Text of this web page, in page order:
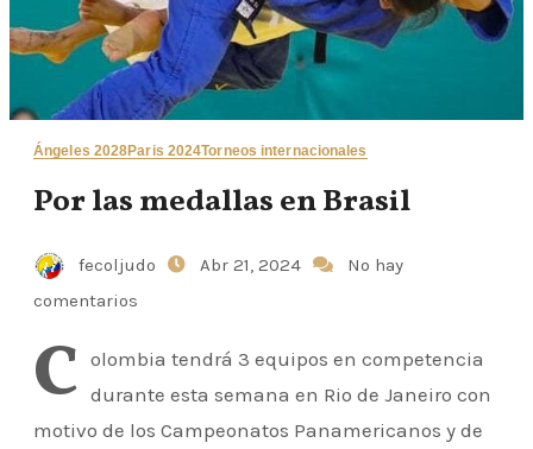
Ángeles 2028Paris 2024Torneos internacionales
Por las medallas en Brasil
fecoljudo Abr 21, 2024
No hay
comentarios
C olombia tendrá 3 equipos en competencia
durante esta semana en Rio de Janeiro con
motivo de los Campeonatos Panamericanos y de